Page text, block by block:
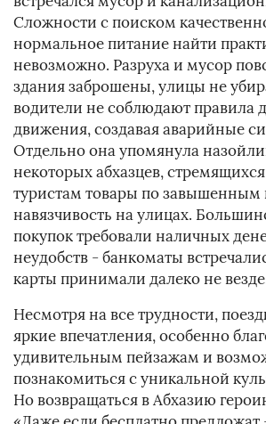
Сложности с поиском
нормальное питание найти
невозможно. Разруха и мусор
здания заброшены, улицы не
водители не соблюдают правила
движения, создавая аварийные
Отдельно она упомянула
некоторых абхазцев,
туристам товары по завышенным
навязчивость на улицах.
покупок требовали наличных
неудобств - банкоматы
карты принимали далеко не
Несмотря на все трудности,
яркие впечатления, особенно
удивительным пейзажам и
познакомиться с уникальной
Но возвращаться в Абхазию